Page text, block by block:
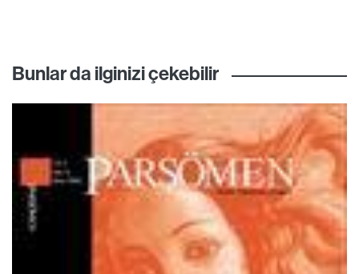
Bunlar da ilginizi çekebilir